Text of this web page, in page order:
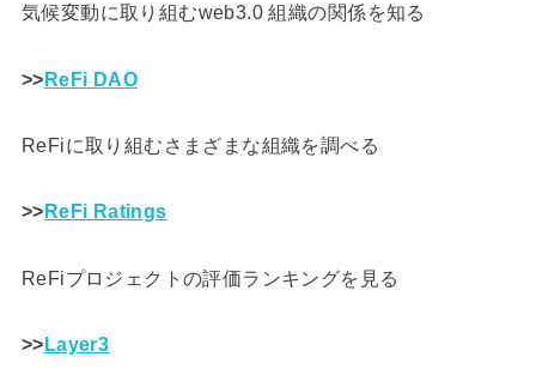
気候変動に取り組むweb3.0 組織の関係を知る
>>ReFi DAO
ReFiに取り組むさまざまな組織を調べる
>>ReFi Ratings
ReFiプロジェクトの評価ランキングを見る
>>Layer3